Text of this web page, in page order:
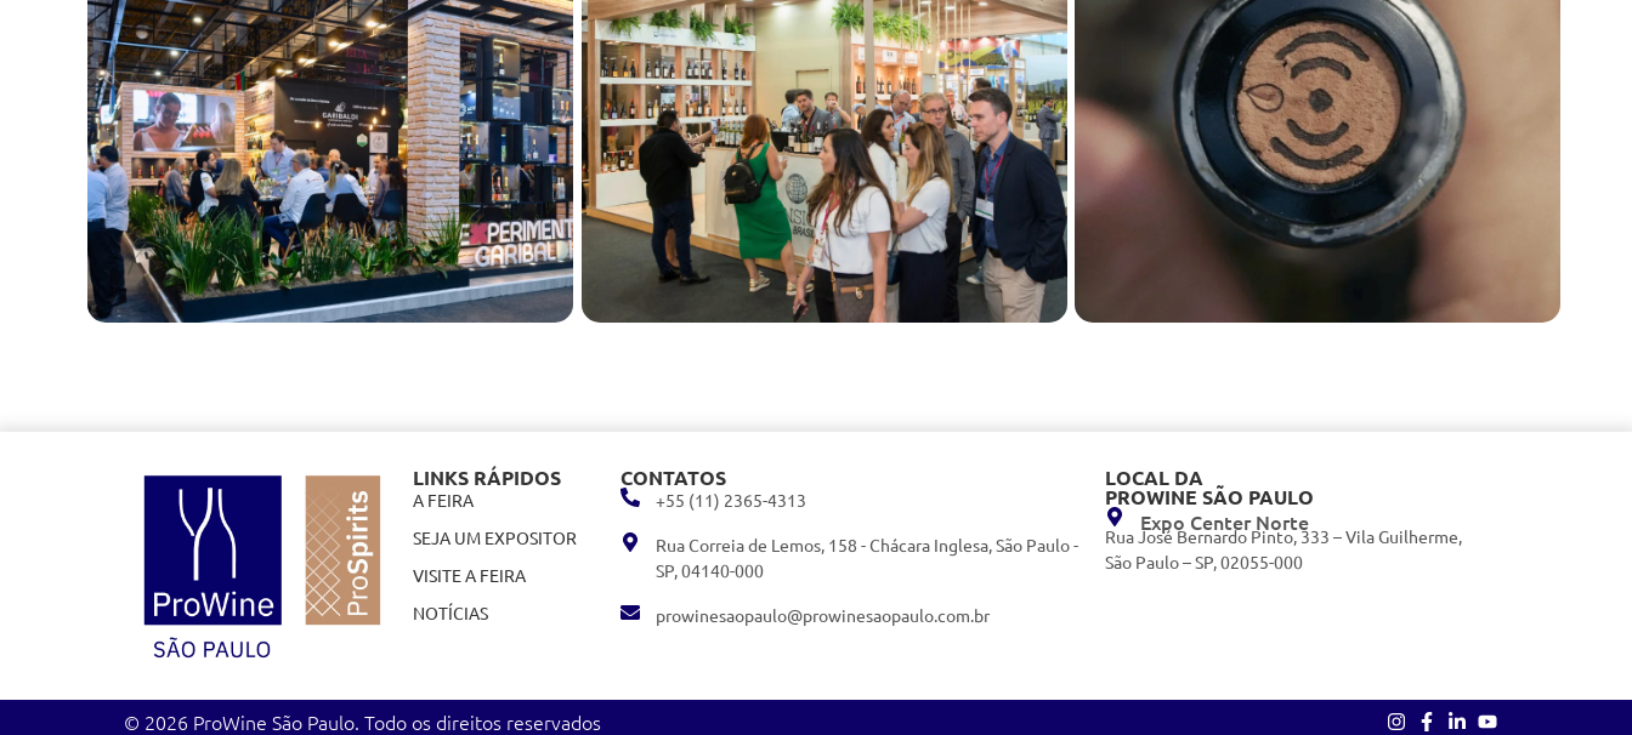
LINKS RÁPIDOS
A FEIRA
SEJA UM EXPOSITOR
VISITE A FEIRA
NOTÍCIAS
+55 (11) 2365-4313
Rua Correia de Lemos, 158 - Chácara Inglesa, São Paulo -
SP, 04140-000
prowinesaopaulo@prowinesaopaulo.com.br
CONTATOS LOCAL DA
PROWINE SÃO PAULO
Expo Center Norte
Rua José Bernardo Pinto, 333 – Vila Guilherme,
São Paulo – SP, 02055-000
© 2026 ProWine São Paulo. Todo os direitos reservados